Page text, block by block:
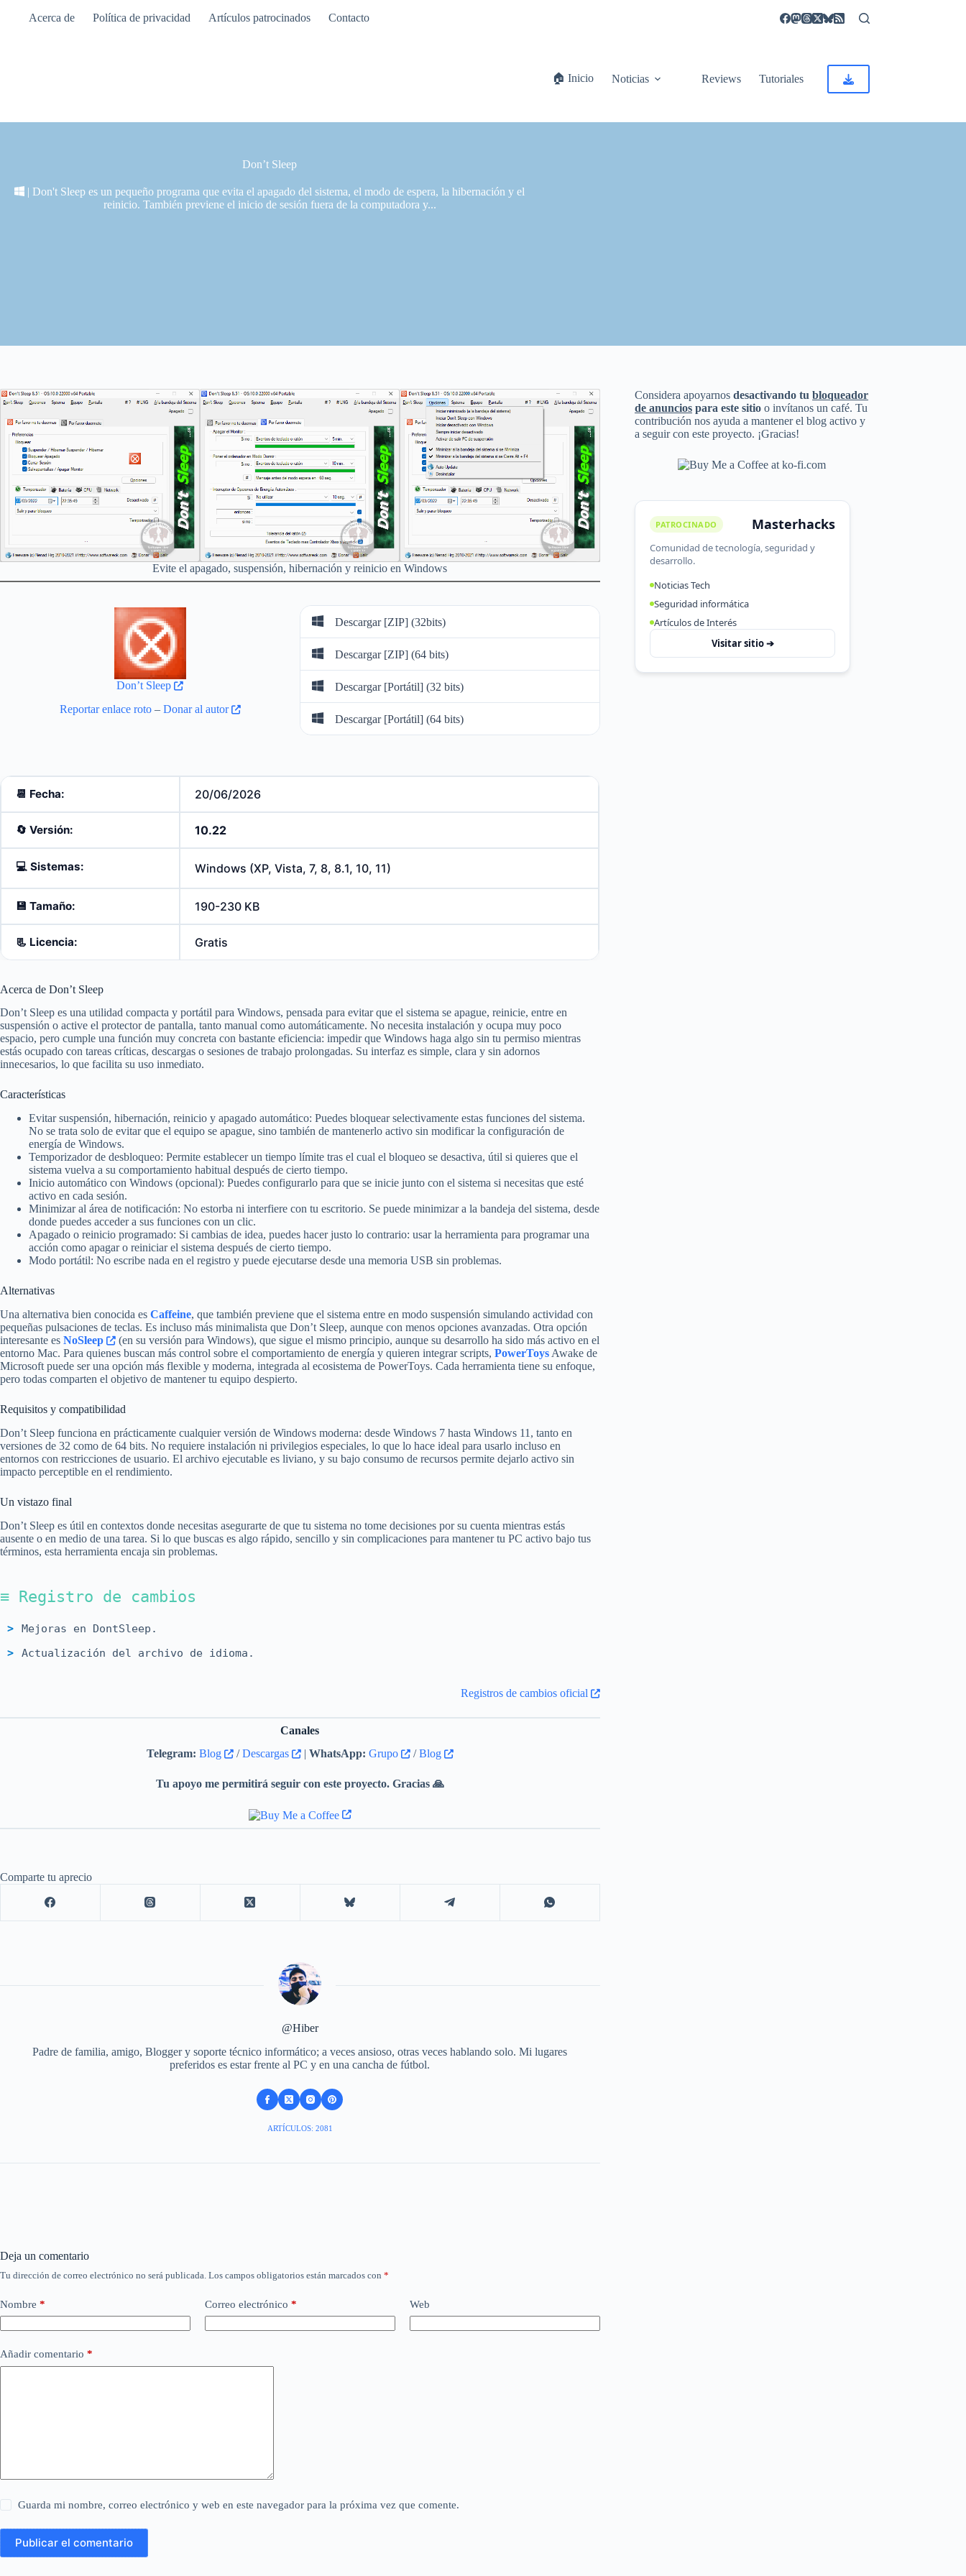
Acerca de Política de privacidad Artículos patrocinados Contacto
🏠 Inicio Noticias Reviews Tutoriales
Don’t Sleep
| Don't Sleep es un pequeño programa que evita el apagado del sistema, el modo de espera, la hibernación y el
reinicio. También previene el inicio de sesión fuera de la computadora y...
Evite el apagado, suspensión, hibernación y reinicio en Windows
Don’t Sleep
Reportar enlace roto– Donar al autor
Descargar [ZIP] (32bits)
Descargar [ZIP] (64 bits)
Descargar [Portátil] (32 bits)
Descargar [Portátil] (64 bits)
📆 Fecha: 20/06/2026
🔄️ Versión: 10.22
💻 Sistemas: Windows (XP, Vista, 7, 8, 8.1, 10, 11)
💾 Tamaño: 190-230 KB
📃 Licencia: Gratis
Acerca de Don’t Sleep
Don’t Sleep es una utilidad compacta y portátil para Windows, pensada para evitar que el sistema se apague, reinicie, entre en
suspensión o active el protector de pantalla, tanto manual como automáticamente. No necesita instalación y ocupa muy poco
espacio, pero cumple una función muy concreta con bastante eficiencia: impedir que Windows haga algo sin tu permiso mientras
estás ocupado con tareas críticas, descargas o sesiones de trabajo prolongadas. Su interfaz es simple, clara y sin adornos
innecesarios, lo que facilita su uso inmediato.
Características
Evitar suspensión, hibernación, reinicio y apagado automático: Puedes bloquear selectivamente estas funciones del sistema.
No se trata solo de evitar que el equipo se apague, sino también de mantenerlo activo sin modificar la configuración de
energía de Windows.
Temporizador de desbloqueo: Permite establecer un tiempo límite tras el cual el bloqueo se desactiva, útil si quieres que el
sistema vuelva a su comportamiento habitual después de cierto tiempo.
Inicio automático con Windows (opcional): Puedes configurarlo para que se inicie junto con el sistema si necesitas que esté
activo en cada sesión.
Minimizar al área de notificación: No estorba ni interfiere con tu escritorio. Se puede minimizar a la bandeja del sistema, desde
donde puedes acceder a sus funciones con un clic.
Apagado o reinicio programado: Si cambias de idea, puedes hacer justo lo contrario: usar la herramienta para programar una
acción como apagar o reiniciar el sistema después de cierto tiempo.
Modo portátil: No escribe nada en el registro y puede ejecutarse desde una memoria USB sin problemas.
Alternativas
Una alternativa bien conocida es Caffeine, que también previene que el sistema entre en modo suspensión simulando actividad con
pequeñas pulsaciones de teclas. Es incluso más minimalista que Don’t Sleep, aunque con menos opciones avanzadas. Otra opción
interesante es NoSleep
(en su versión para Windows), que sigue el mismo principio, aunque su desarrollo ha sido más activo en el
entorno Mac. Para quienes buscan más control sobre el comportamiento de energía y quieren integrar scripts, PowerToys Awake de
Microsoft puede ser una opción más flexible y moderna, integrada al ecosistema de PowerToys. Cada herramienta tiene su enfoque,
pero todas comparten el objetivo de mantener tu equipo despierto.
Requisitos y compatibilidad
Don’t Sleep funciona en prácticamente cualquier versión de Windows moderna: desde Windows 7 hasta Windows 11, tanto en
versiones de 32 como de 64 bits. No requiere instalación ni privilegios especiales, lo que lo hace ideal para usarlo incluso en
entornos con restricciones de usuario. El archivo ejecutable es liviano, y su bajo consumo de recursos permite dejarlo activo sin
impacto perceptible en el rendimiento.
Un vistazo final
Don’t Sleep es útil en contextos donde necesitas asegurarte de que tu sistema no tome decisiones por su cuenta mientras estás
ausente o en medio de una tarea. Si lo que buscas es algo rápido, sencillo y sin complicaciones para mantener tu PC activo bajo tus
términos, esta herramienta encaja sin problemas.
≡ Registro de cambios
Mejoras en DontSleep.
Actualización del archivo de idioma.
Registros de cambios oficial
Canales
Telegram: Blog /Descargas | WhatsApp: Grupo /Blog
Tu apoyo me permitirá seguir con este proyecto. Gracias 🙏
Comparte tu aprecio
@Hiber
Padre de familia, amigo, Blogger y soporte técnico informático; a veces ansioso, otras veces hablando solo. Mi lugares
preferidos es estar frente al PC y en una cancha de fútbol.
ARTÍCULOS: 2081
Considera apoyarnosdesactivando tubloqueador
de anuncios para este sitio o invítanos un café. Tu
contribución nos ayuda a mantener el blog activo y
a seguir con este proyecto. ¡Gracias!
PATROCINADO Masterhacks
Comunidad de tecnología, seguridad y
desarrollo.
Noticias Tech
Seguridad informática
Artículos de Interés
Visitar sitio ➔
Deja un comentario
Tu dirección de correo electrónico no será publicada. Los campos obligatorios están marcados con *
Nombre * Correo electrónico * Web
Añadir comentario *
Guarda mi nombre, correo electrónico y web en este navegador para la próxima vez que comente.
Publicar el comentario